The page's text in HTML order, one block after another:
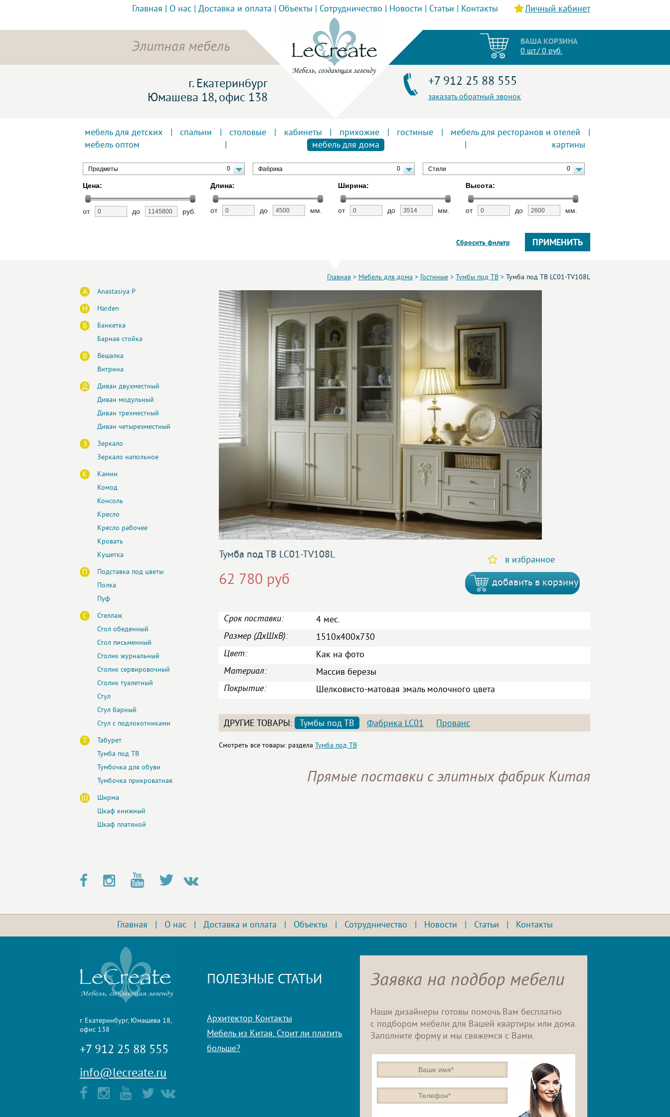
Главная О нас Доставка и оплата Объекты Сотрудничество Новости Статьи Контакты Личный кабинет
Элитная мебель
ВАША КОРЗИНА
0 шт./ 0 руб.
г. Екатеринбург
Юмашева 18, офис 138
+7 912 25 88 555
заказать обратный звонок
мебель для детских спальни столовые кабинеты прихожие гостиные мебель для ресторанов и отелей
мебель оптом
мебель для дома картины
Предметы 0 Фабрика 0 Стили 0
Цена:
от до руб.
Длина:
от до мм.
Ширина:
от до мм.
Высота:
от до мм.
ПРИМЕНИТЬ
Сбросить фильтр
A Anastasiya P
H Harden
Б
Банкетка
Барная стойка
В
Вешалка
Витрина
Д
Диван двухместный
Диван модульный
Диван трехместный
Диван четырехместный
З
Зеркало
Зеркало напольное
К
Камин
Комод
Консоль
Кресло
Кресло рабочее
Кровать
Кушетка
П
Подставка под цветы
Полка
Пуф
С
Стеллаж
Стол обеденный
Стол письменный
Столик журнальный
Столик сервировочный
Столик туалетный
Стул
Стул барный
Стул с подлокотниками
Т
Табурет
Тумба под ТВ
Тумбочка для обуви
Тумбочка прикроватная
Ш
Ширма
Шкаф книжный
Шкаф платяной
Главная > Мебель для дома > Гостиные > Тумбы под ТВ > Тумба под ТВ LC01-TV108L
в избранное
добавить в корзину
Тумба под ТВ LC01-TV108L
62 780 руб
Срок поставки:
4 мес.
Размер (ДxШxВ):
1510x400x730
Цвет:
Как на фото
Материал:
Массив березы
Покрытие:
Шелковисто-матовая эмаль молочного цвета
ДРУГИЕ ТОВАРЫ: Тумбы под ТВ Фабрика LC01 Прованс
Смотреть все товары: раздела Тумба под ТВ
Прямые поставки с элитных фабрик Китая
Главная О нас Доставка и оплата Объекты Сотрудничество Новости Статьи Контакты
г. Екатеринбург, Юмашева 18,
офис 138
+7 912 25 88 555
info@lecreate.ru
ПОЛЕЗНЫЕ СТАТЬИ
Архитектор Контакты
Мебель из Китая. Стоит ли платить
больше?
Заявка на подбор мебели
Наши дизайнеры готовы помочь Вам бесплатно
с подбором мебели для Вашей квартиры или дома.
Заполните форму и мы свяжемся с Вами.